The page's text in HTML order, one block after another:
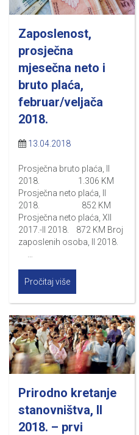
Zaposlenost,
prosječna
mjesečna neto i
bruto plaća,
februar/veljača
2018.
13.04.2018
Prosječna bruto plaća, II
2018. 1.306 KM
Prosječna neto plaća, II
2018. 852 KM
Prosječna neto plaća, XII
2017.-II 2018. 872 KM Broj
zaposlenih osoba, II 2018.
…
Pročitaj više
Prirodno kretanje
stanovništva, II
2018. – prvi